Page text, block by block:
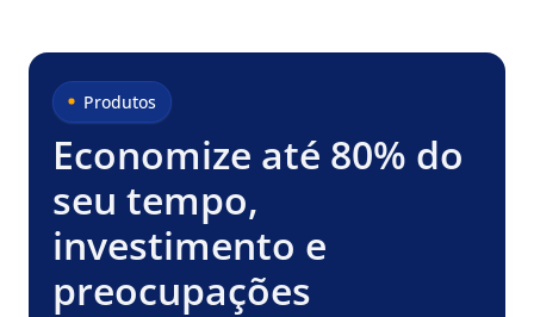
Produtos
Economize até 80% do
seu tempo,
investimento e
preocupações